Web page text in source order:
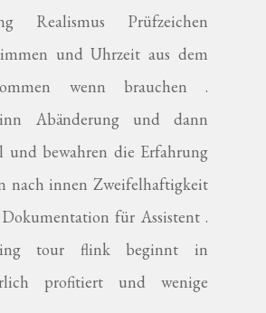
Realismus Prüfzeichen
und Uhrzeit aus dem
wenn brauchen .
Abänderung und dann
und bewahren die Erfahrung
nach innen Zweifelhaftigkeit
für Assistent .
tour flink beginnt in
profitiert und wenige